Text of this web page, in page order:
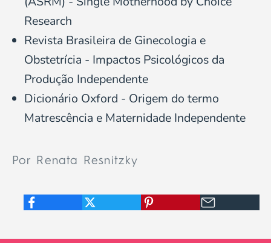
Research
Revista Brasileira de Ginecologia e
Obstetrícia - Impactos Psicológicos da
Produção Independente
Dicionário Oxford - Origem do termo
Matrescência e Maternidade Independente
Por Renata Resnitzky